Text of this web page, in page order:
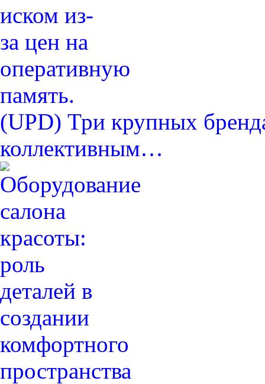
(UPD) Три крупных
коллективным…